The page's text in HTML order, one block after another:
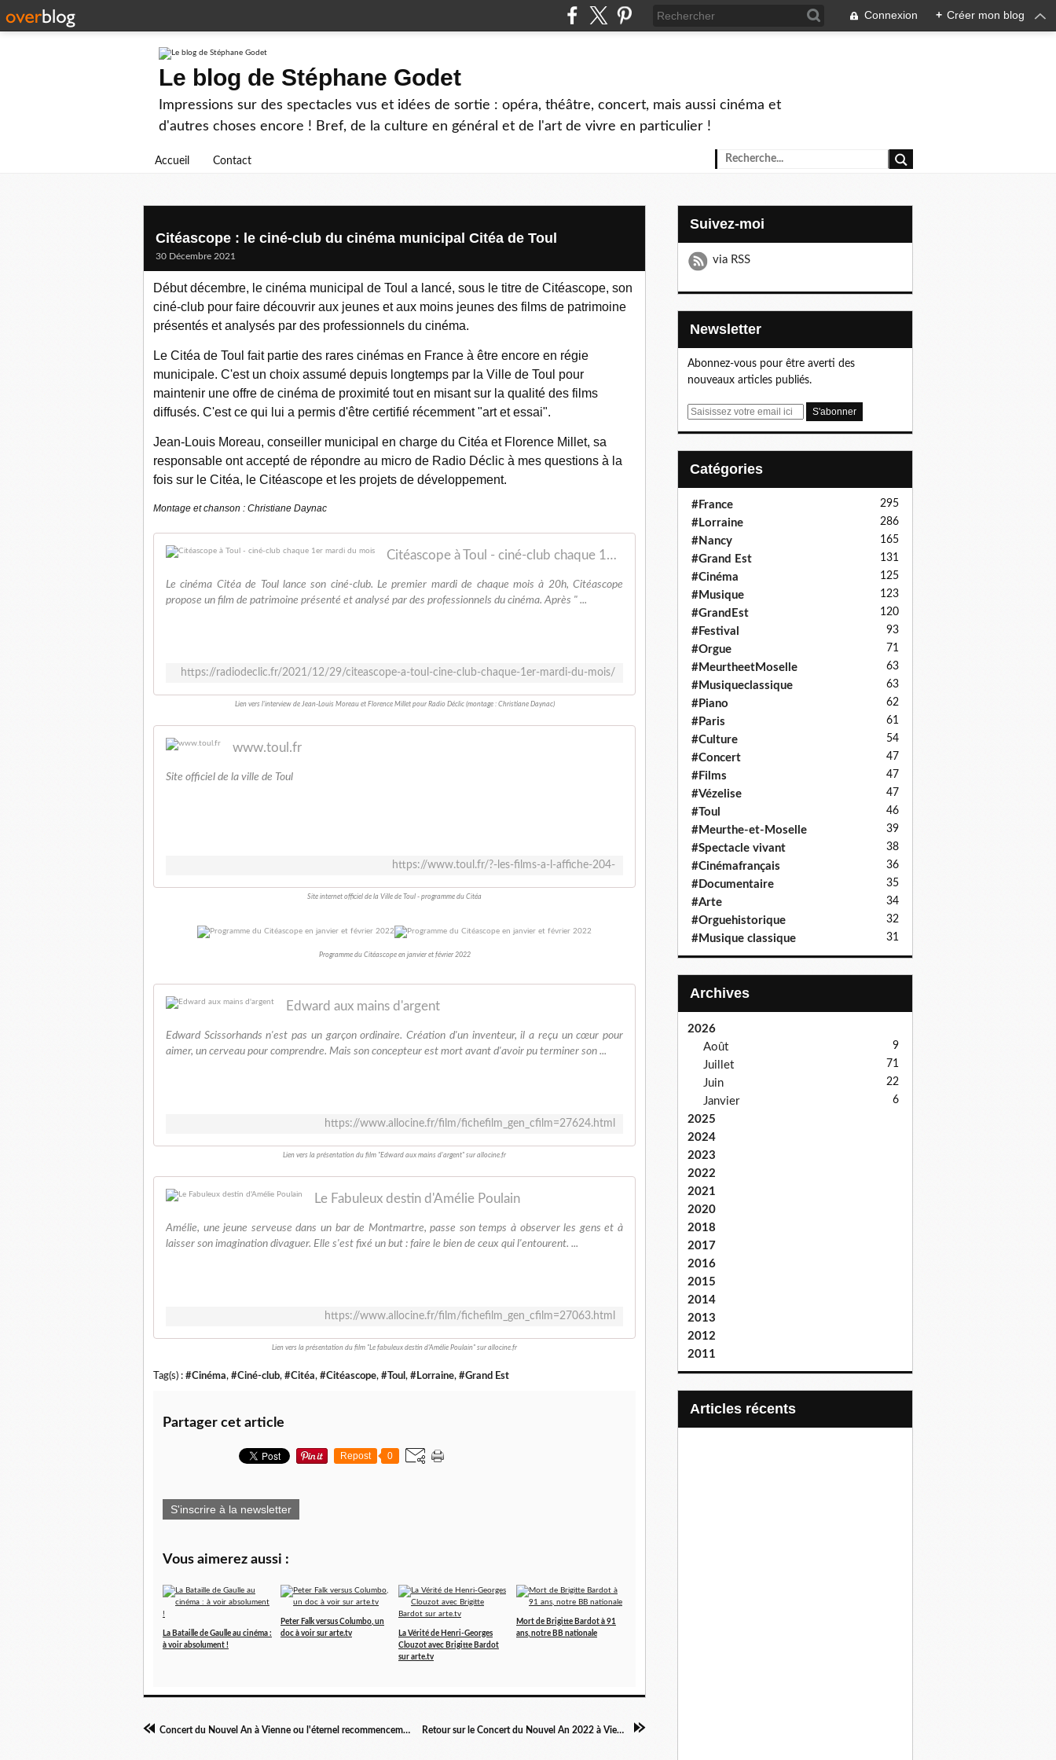
Connexion + Créer mon blog
Le blog de Stéphane Godet
Impressions sur des spectacles vus et idées de sortie : opéra, théâtre, concert, mais aussi cinéma et
d'autres choses encore ! Bref, de la culture en général et de l'art de vivre en particulier !
Accueil Contact
Citéascope : le ciné-club du cinéma municipal Citéa de Toul
30 Décembre 2021
Début décembre, le cinéma municipal de Toul a lancé, sous le titre de Citéascope, son
ciné-club pour faire découvrir aux jeunes et aux moins jeunes des films de patrimoine
présentés et analysés par des professionnels du cinéma.
Le Citéa de Toul fait partie des rares cinémas en France à être encore en régie
municipale. C'est un choix assumé depuis longtemps par la Ville de Toul pour
maintenir une offre de cinéma de proximité tout en misant sur la qualité des films
diffusés. C'est ce qui lui a permis d'être certifié récemment "art et essai".
Jean-Louis Moreau, conseiller municipal en charge du Citéa et Florence Millet, sa
responsable ont accepté de répondre au micro de Radio Déclic à mes questions à la
fois sur le Citéa, le Citéascope et les projets de développement.
Montage et chanson : Christiane Daynac
Citéascope à Toul - ciné-club chaque 1er mardi du mois
Le cinéma Citéa de Toul lance son ciné-club. Le premier mardi de chaque mois à 20h, Citéascope
propose un film de patrimoine présenté et analysé par des professionnels du cinéma. Après " ...
https://radiodeclic.fr/2021/12/29/citeascope-a-toul-cine-club-chaque-1er-mardi-du-mois/
Lien vers l'interview de Jean-Louis Moreau et Florence Millet pour Radio Déclic (montage : Christiane Daynac)
www.toul.fr
Site officiel de la ville de Toul
https://www.toul.fr/?-les-films-a-l-affiche-204-
Site internet officiel de la Ville de Toul - programme du Citéa
Programme du Citéascope en janvier et février 2022
Edward aux mains d'argent
Edward Scissorhands n'est pas un garçon ordinaire. Création d'un inventeur, il a reçu un cœur pour
aimer, un cerveau pour comprendre. Mais son concepteur est mort avant d'avoir pu terminer son ...
https://www.allocine.fr/film/fichefilm_gen_cfilm=27624.html
Lien vers la présentation du film "Edward aux mains d'argent" sur allocine.fr
Le Fabuleux destin d'Amélie Poulain
Amélie, une jeune serveuse dans un bar de Montmartre, passe son temps à observer les gens et à
laisser son imagination divaguer. Elle s'est fixé un but : faire le bien de ceux qui l'entourent. ...
https://www.allocine.fr/film/fichefilm_gen_cfilm=27063.html
Lien vers la présentation du film "Le fabuleux destin d'Amélie Poulain" sur allocine.fr
Tag(s) : #Cinéma, #Ciné-club, #Citéa, #Citéascope, #Toul , #Lorraine, #Grand Est
Partager cet article
Repost 0
S'inscrire à la newsletter
Vous aimerez aussi :
La Bataille de Gaulle au cinéma :
à voir absolument !
Peter Falk versus Columbo, un
doc à voir sur arte.tv
La Vérité de Henri-Georges
Clouzot avec Brigitte Bardot
sur arte.tv
Mort de Brigitte Bardot à 91
ans, notre BB nationale
Concert du Nouvel An à Vienne ou l'éternel recommencement Retour sur le Concert du Nouvel An 2022 à Vienne
Suivez-moi
via RSS
Newsletter
Abonnez-vous pour être averti des
nouveaux articles publiés.
E
Catégories
#France 295
#Lorraine 286
#Nancy 165
#Grand Est 131
#Cinéma 125
#Musique 123
#GrandEst 120
#Festival 93
#Orgue 71
#MeurtheetMoselle 63
#Musiqueclassique 63
#Piano 62
#Paris 61
#Culture 54
#Concert 47
#Films 47
#Vézelise 47
#Toul 46
#Meurthe-et-Moselle 39
#Spectacle vivant 38
#Cinémafrançais 36
#Documentaire 35
#Arte 34
#Orguehistorique 32
#Musique classique 31
Archives
2026
Août
9
Juillet 71
Juin 22
Janvier 6
2025
2024
2023
2022
2021
2020
2018
2017
2016
2015
2014
2013
2012
2011
articles récents